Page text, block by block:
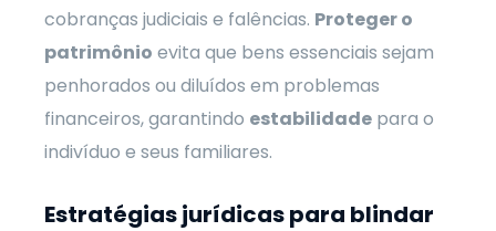
cobranças judiciais e falências. Proteger o
patrimônio evita que bens essenciais sejam
penhorados ou diluídos em problemas
financeiros, garantindo estabilidadepara o
indivíduo e seus familiares.
Estratégias jurídicas para blindar